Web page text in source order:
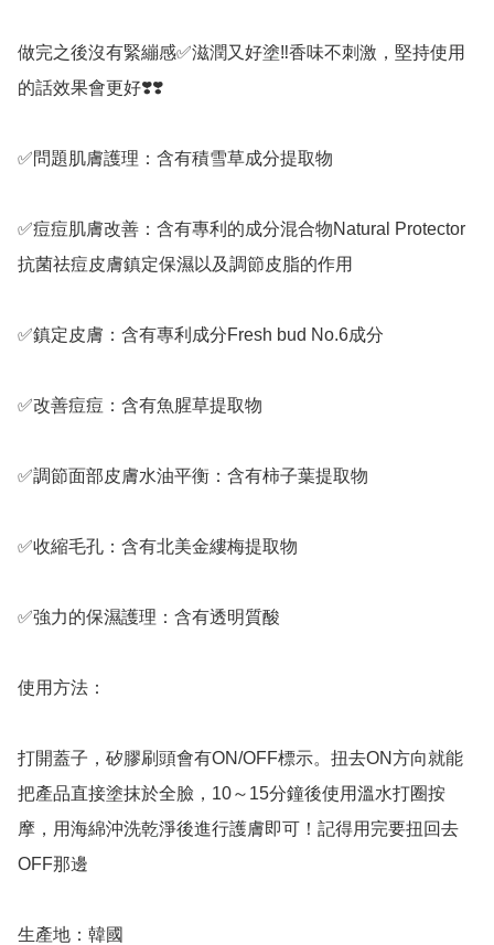
做完之後沒有緊繃感✅️滋潤又好塗‼️香味不刺激，堅持使用
的話效果會更好❣️❣️
✅️問題肌膚護理：含有積雪草成分提取物
✅️痘痘肌膚改善：含有專利的成分混合物Natural Protector
抗菌祛痘皮膚鎮定保濕以及調節皮脂的作用
✅️鎮定皮膚：含有專利成分Fresh bud No.6成分
✅️改善痘痘：含有魚腥草提取物
✅️調節面部皮膚水油平衡：含有柿子葉提取物
✅️收縮毛孔：含有北美金縷梅提取物
✅️強力的保濕護理：含有透明質酸
使用方法：
打開蓋子，矽膠刷頭會有ON/OFF標示。扭去ON方向就能
把產品直接塗抹於全臉，10～15分鐘後使用溫水打圈按
摩，用海綿沖洗乾淨後進行護膚即可！記得用完要扭回去
OFF那邊
生產地：韓國